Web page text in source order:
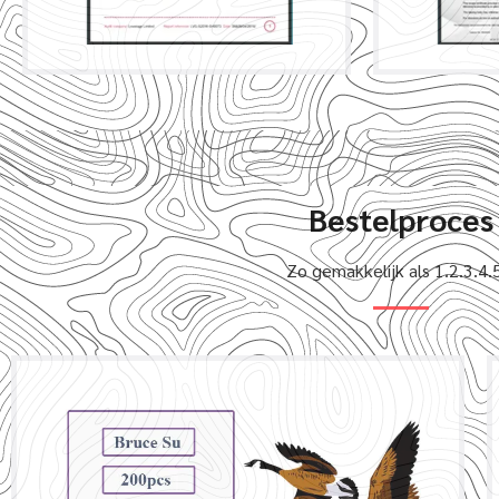
Bestelproces
Zo gemakkelijk als